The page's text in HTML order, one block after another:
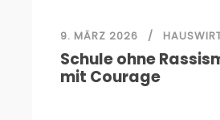
9. MÄRZ 2026
Schule ohne
mit Courage